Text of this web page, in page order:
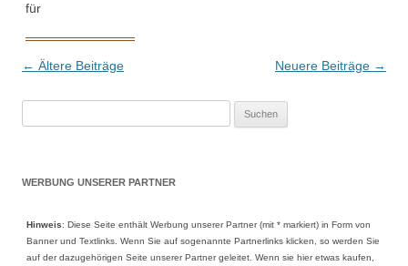
für
auch ein stark
Creative Cloud
mehreren
Personen arbeitet,
Beitrags-Navigation
← Ältere Beiträge Neuere Beiträge →
WERBUNG UNSERER PARTNER
Hinweis: Diese Seite enthält Werbung unserer Partner (mit * markiert) in Form von
Banner und Textlinks. Wenn Sie auf sogenannte Partnerlinks klicken, so werden Sie
auf der dazugehörigen Seite unserer Partner geleitet. Wenn sie hier etwas kaufen,